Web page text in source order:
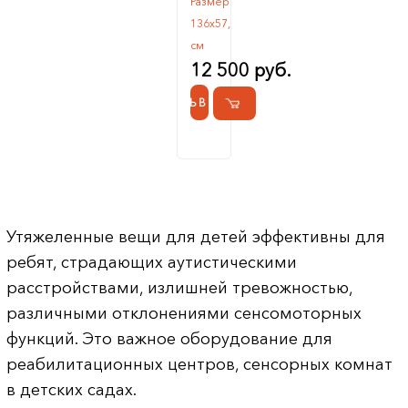
136х57,
см
12 500 руб.
КУПИТЬ В 1 КЛИК
Утяжеленные вещи для детей эффективны для
ребят, страдающих аутистическими
расстройствами, излишней тревожностью,
различными отклонениями сенсомоторных
функций. Это важное оборудование для
реабилитационных центров, сенсорных комнат
в детских садах.